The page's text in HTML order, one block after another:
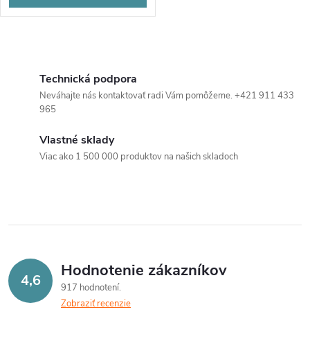
c
e
p
Technická podpora
Neváhajte nás kontaktovať radi Vám pomôžeme. +421 911 433
965
Vlastné sklady
Viac ako 1 500 000 produktov na našich skladoch
4,6 Hodnotenie zákazníkov
917 hodnotení
Zobraziť recenzie